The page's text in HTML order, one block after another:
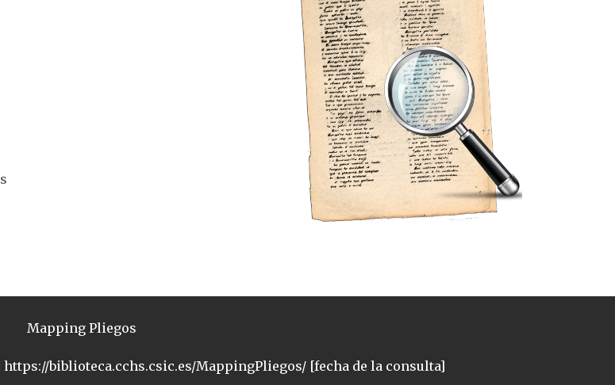
Mapping Pliegos
biblioteca.cchs.csic.es/MappingPliegos/ [fecha de la consulta]